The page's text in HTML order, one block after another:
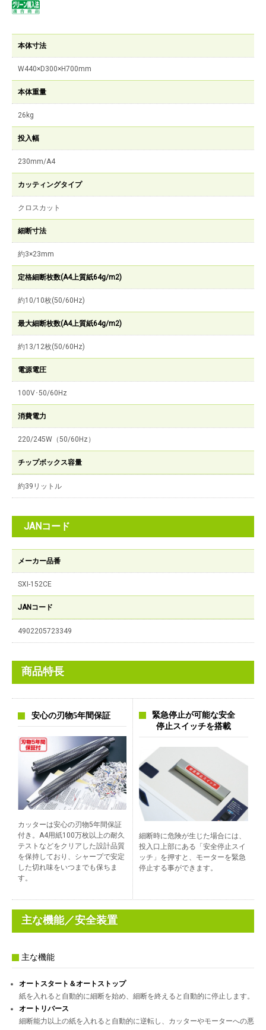
本体寸法
W440×D300×H700mm
本体重量
26kg
投入幅
230mm/A4
カッティングタイプ
クロスカット
細断寸法
約3×23mm
定格細断枚数(A4上質紙64g/m2)
約10/10枚(50/60Hz)
最大細断枚数(A4上質紙64g/m2)
約13/12枚(50/60Hz)
電源電圧
100V･50/60Hz
消費電力
220/245W（50/60Hz）
チップボックス容量
約39リットル
JANコード
メーカー品番
SXI-152CE
JANコード
4902205723349
商品特長
安心の刃物5年間保証
カッターは安心の刃物5年間保証
付き。A4用紙100万枚以上の耐久
テストなどをクリアした設計品質
を保持しており、シャープで安定
した切れ味をいつまでも保ちま
す。
緊急停止が可能な安全
停止スイッチを搭載
細断時に危険が生じた場合には、
投入口上部にある「安全停止スイ
ッチ」を押すと、モーターを緊急
停止する事ができます。
主な機能／安全装置
主な機能
オートスタート＆オートストップ
紙を入れると自動的に細断を始め、細断を終えると自動的に停止します。
オートリバース
細断能力以上の紙を入れると自動的に逆転し、カッターやモーターへの悪